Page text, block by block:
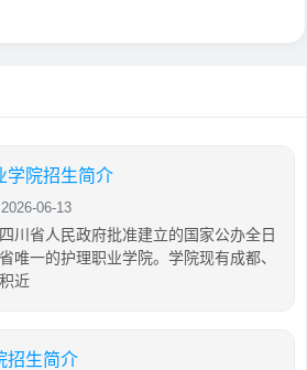
学院招生简介
06-13
川省人民政府批准建立的国家公办全日
唯一的护理职业学院。学院现有成都、
近
招生简介